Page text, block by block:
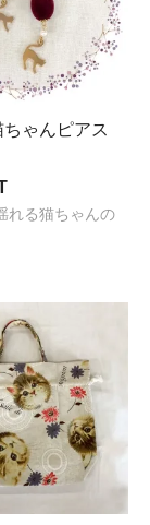
ちゃんピアス
れる猫ちゃんの